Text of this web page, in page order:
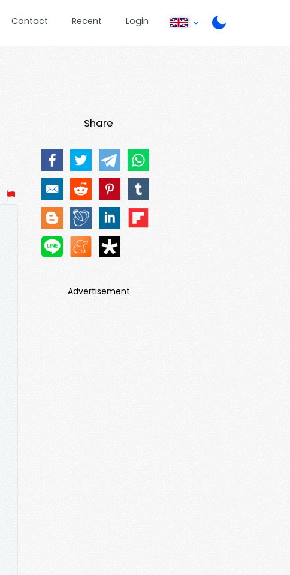
Contact Recent Login
Share
Advertisement